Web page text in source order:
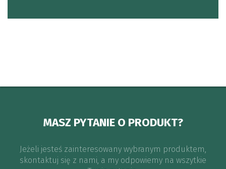
MASZ PYTANIE O PRODUKT?
Jeżeli jesteś zainteresowany wybranym produktem,
skontaktuj się z nami, a my odpowiemy na wszytkie